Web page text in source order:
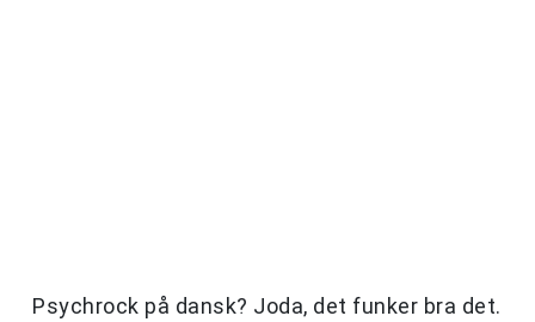
Psychrock på dansk? Joda, det funker bra det.